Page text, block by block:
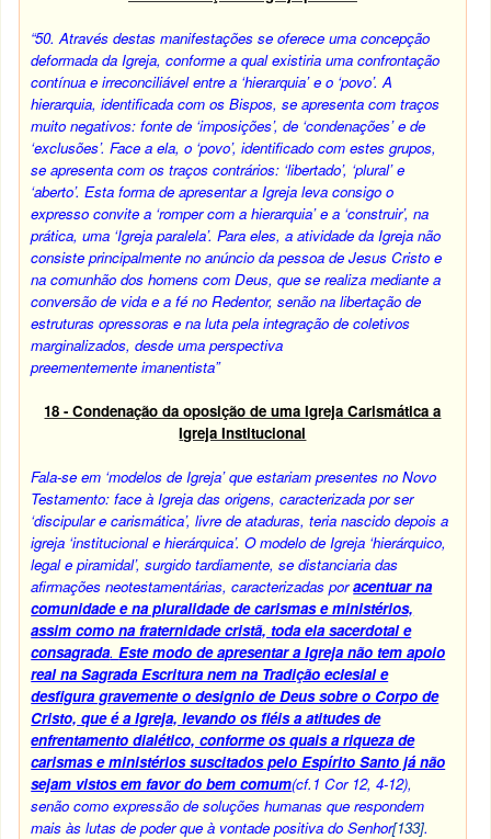
“50.Através destas manifestações se oferece uma concepção
deformada da Igreja, conforme a qual existiria uma confrontação
contínua e irreconciliável entre a ‘hierarquia’ e o ‘povo’. A
hierarquia, identificada com os Bispos, se apresenta com traços
muito negativos: fonte de ‘imposições’, de ‘condenações’ e de
‘exclusões’. Face a ela, o ‘povo’, identificado com estes grupos,
se apresenta com os traços contrários: ‘libertado’, ‘plural’ e
‘aberto’. Esta forma de apresentar a Igreja leva consigo o
expresso convite a ‘romper com a hierarquia’ e a ‘construir’, na
prática, uma ‘Igreja paralela’. Para eles, a atividade da Igreja não
consiste principalmente no anúncio da pessoa de Jesus Cristo e
na comunhão dos homens com Deus, que se realiza mediante a
conversão de vida e a fé no Redentor, senão na libertação de
estruturas opressoras e na luta pela integração de coletivos
marginalizados, desde uma perspectiva
preementemente imanentista”
18 - Condenação da oposição de uma Igreja Carismática a
Igreja Institucional
Fala-se em ‘modelos de Igreja’ que estariam presentes no Novo
Testamento: face à Igreja das origens, caracterizada por ser
‘discipular e carismática’, livre de ataduras, teria nascido depois a
igreja ‘institucional e hierárquica’. O modelo de Igreja ‘hierárquico,
legal e piramidal’, surgido tardiamente, se distanciaria das
afirmações neotestamentárias, caracterizadas poracentuar na
comunidade e na pluralidade de carismas e ministérios,
assim como na fraternidade cristã, toda ela sacerdotal e
consagrada.Este modo de apresentar a Igreja não tem apoio
real na Sagrada Escritura nem na Tradição eclesial e
desfigura gravemente o designio de Deus sobre o Corpo de
Cristo, que é a Igreja, levando os fiéis a atitudes de
enfrentamento dialético, conforme os quais a riqueza de
carismas e ministérios suscitados pelo Espírito Santo já não
sejam vistos em favor do bem comum(cf.1 Cor 12, 4-12),
senão como expressão de soluções humanas que respondem
mais às lutas de poder que à vontade positiva do Senhor[133].